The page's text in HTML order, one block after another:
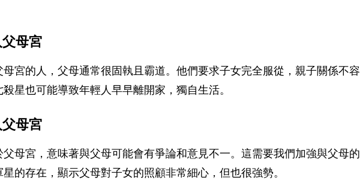
母宮
母宮的人，父母通常很固執且霸道。他們要求子女完全服從，親子關係不容
星也可能導致年輕人早早離開家，獨自生活。
母宮
父母宮，意味著與父母可能會有爭論和意見不一。這需要我們加強與父母的
的存在，顯示父母對子女的照顧非常細心，但也很強勢。